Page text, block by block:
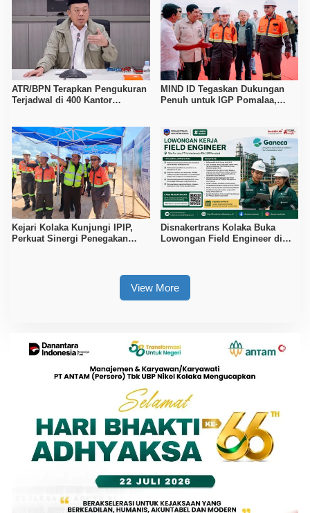
ATR/BPN Terapkan Pengukuran
Terjadwal di 400 Kantor
MIND ID Tegaskan Dukungan
Penuh untuk IGP Pomalaa,
Kejari Kolaka Kunjungi IPIP,
Perkuat Sinergi Penegakan
Disnakertrans Kolaka Buka
Lowongan Field Engineer di
View More